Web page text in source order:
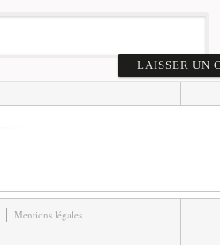
Mentions légales